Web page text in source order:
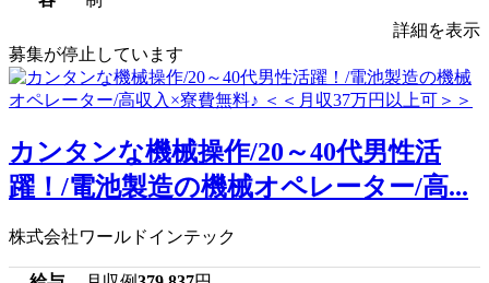
詳細を表示
募集が停止しています
カンタンな機械操作/20～40代男性活
躍！/電池製造の機械オペレーター/高...
株式会社ワールドインテック